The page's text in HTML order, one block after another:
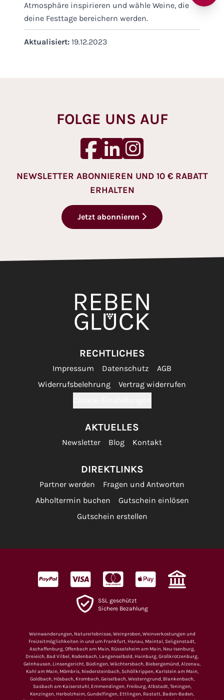
Atmosphäre inspirieren und wähle Weine, die
deine Festtage bereichern werden.
Aktualisiert: 19.12.2023
FOLGE UNS AUF
NEWSLETTER ABONNIEREN UND 10 € RABATT
ERHALTEN
Jetzt abonnieren
RECHTLICHES
Impressum Datenschutz
AGB
Widerrufsbelehrung
Vertrag widerrufen
AKTUELLES
Newsletter Blog Kontakt
DIREKTLINKS
Partner werden
Fragen und Antworten
Abholtermin buchen
Gutschein einlösen
Gutschein erstellen
SSL geschützt
Sichere Bezahlung
Weinwanderungen, Naturerlebnisse, Weinproben, Weinverkostungen und
Freizeitmöglichkeiten in und um Frankfurt, Hanau, Maintal, Seligenstadt,
Aschaffenburg, Offenbach am Main, Rüsselsheim am Main, Neu-Isenburg,
Dreieich, Bad Vilbel, Rodenbach, Langenselbold, Hainburg, Großkrotzenburg,
Gelnhausen, Linsengericht, Büdingen, Wächtersbach, Biebergemünd, Alzenau,
Kahl am Main, Mömbris, Niedersteinbach, Schöllkrippen, Karlstein am Main,
Goldbach, Hösbach, Krombach, Geiselbach, Westerngrund, Blankenbach,
Sasbach am Kaiserstuhl, Emmendingen, Freiburg, Albstadt, Teningen,
Kenzingen, Herbolzheim, Gundelfingen, Ettlingen, Rastatt, Baden-Baden,